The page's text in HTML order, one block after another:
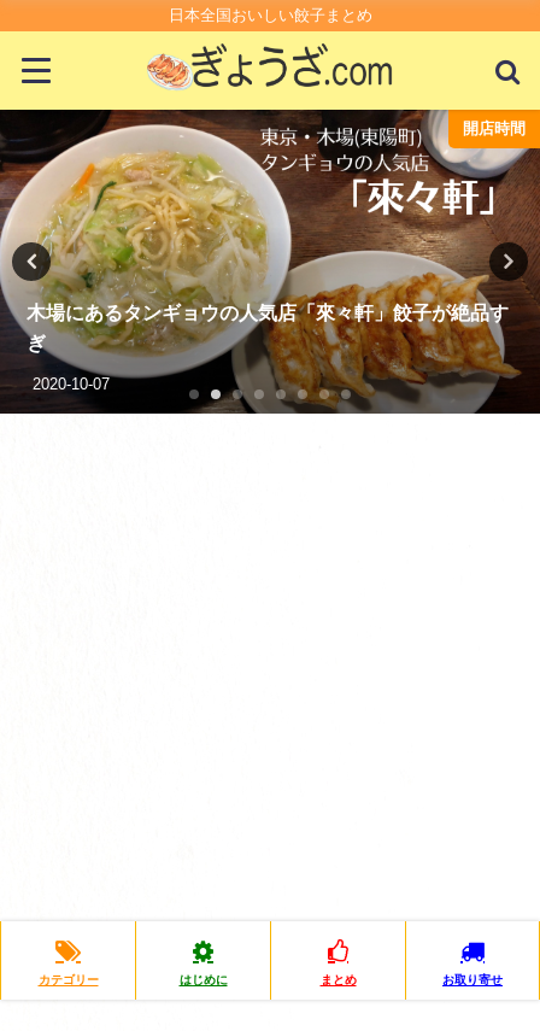
日本全国おいしい餃子まとめ
店時間
品す
コンビニ
業務スーパーの鶏皮ぎょうざが最強に絶品すぎる
2021-06-17
カテゴリー はじめに まとめ お取り寄せ